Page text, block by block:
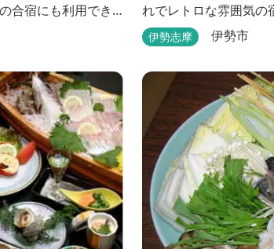
合宿にも利用でき
れでレトロな雰囲気の
滞在を楽しめます。
伊勢志摩 伊勢市